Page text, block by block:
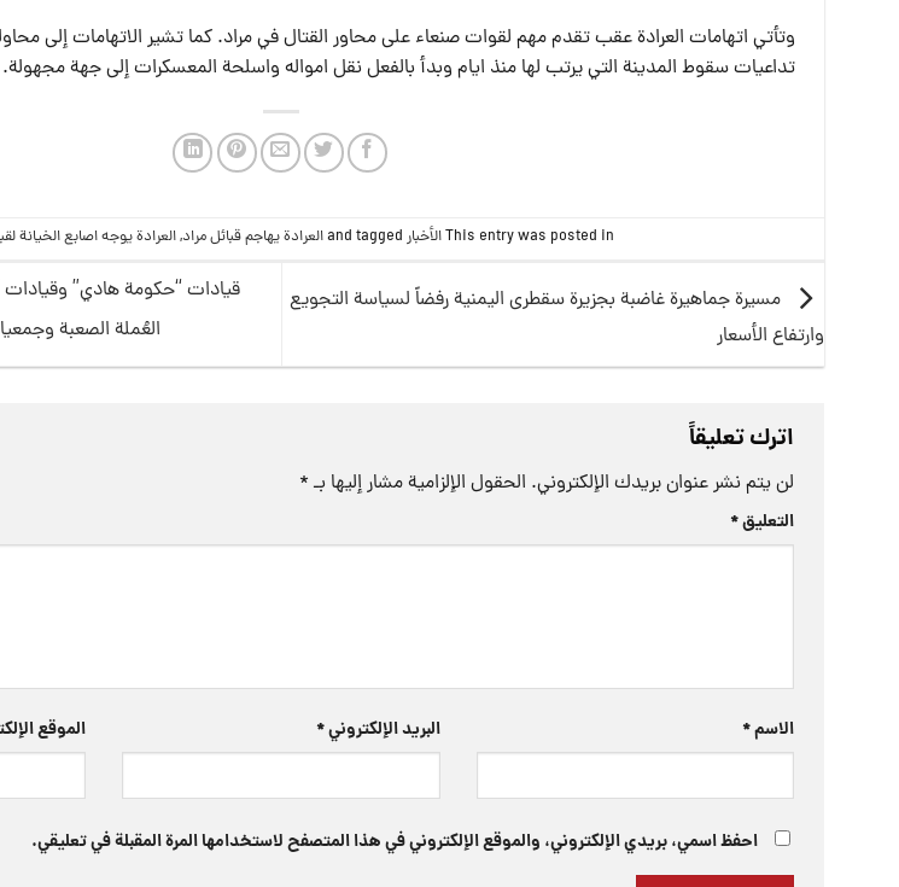
وتأتي اتهامات العرادة عقب تقدم مهم لقوات صنعاء على محاور القتال في مراد. كما تشير الاتهامات إلى
تداعيات سقوط المدينة التي يرتب لها منذ ايام وبدأ بالفعل نقل امواله واسلحة المعسكرات إلى جهة مجهولة.
This entry was posted inالأخبار العرادة يهاجم قبائل مراد,العرادة يوجه اصابع الخيانة
مسيرة جماهيرة غاضبة بجزيرة سقطرى اليمنية رفضاً لسياسة التجويع
وارتفاع الأسعار
قيادات “حكومة هادي”
العُملة الصعبة
اترك تعليقاً
لن يتم نشر عنوان بريدك الإلكتروني. الحقول الإلزامية مشار إليها بـ *
التعليق*
الاسم* البريد الإلكتروني* الموقع
احفظ اسمي، بريدي الإلكتروني، والموقع الإلكتروني في هذا المتصفح لاستخدامها المرة المقبلة في تعليقي.